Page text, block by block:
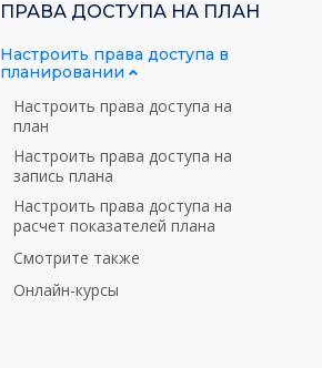
ПРАВА ДОСТУПА НА ПЛАН
Настроить права доступа в
планировании
Настроить права доступа на
план
Настроить права доступа на
запись плана
Настроить права доступа на
расчет показателей плана
Смотрите также
Онлайн-курсы